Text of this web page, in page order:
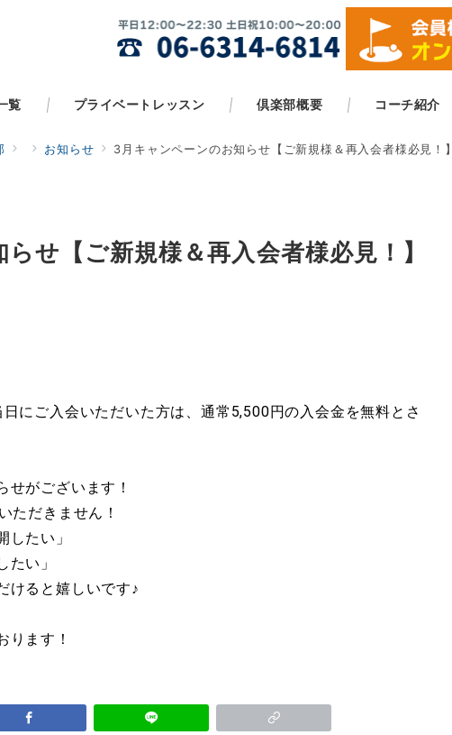
覧 プライベートレッスン 倶楽部概要 コーチ紹介
お知らせ 3月キャンペーンのお知らせ【ご新規様＆再入会者様必見！】
せ【ご新規様＆再入会者様必見！】
にご入会いただいた方は、通常5,500円の入会金を無料とさ
せがございます！
ただきません！
したい」
たい」
けると嬉しいです♪
ります！